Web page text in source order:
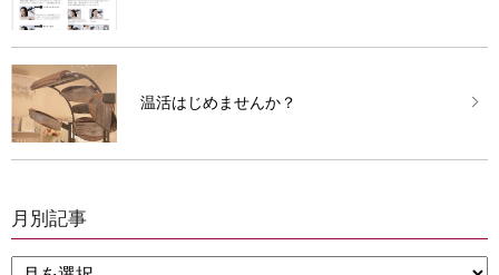
温活はじめませんか？
月別記事